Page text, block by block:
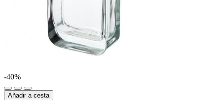
-40%
Añadir a cesta